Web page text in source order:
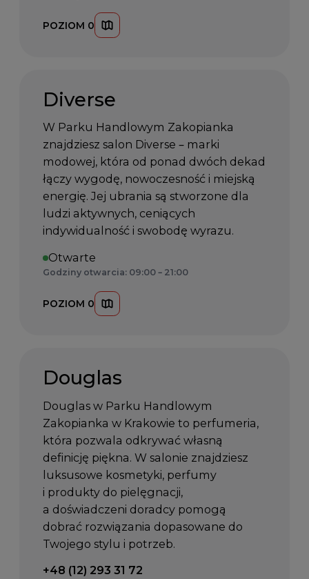
POZIOM 0
Diverse
W Parku Handlowym Zakopianka
znajdziesz salon Diverse – marki
modowej, która od ponad dwóch dekad
łączy wygodę, nowoczesność i miejską
energię. Jej ubrania są stworzone dla
ludzi aktywnych, ceniących
indywidualność i swobodę wyrazu.
Otwarte
Godziny otwarcia: 09:00 – 21:00
POZIOM 0
Douglas
Douglas w Parku Handlowym
Zakopianka w Krakowie to perfumeria,
która pozwala odkrywać własną
definicję piękna. W salonie znajdziesz
luksusowe kosmetyki, perfumy
i produkty do pielęgnacji,
a doświadczeni doradcy pomogą
dobrać rozwiązania dopasowane do
Twojego stylu i potrzeb.
Telefon kontaktowy:
+48 (12) 293 31 72